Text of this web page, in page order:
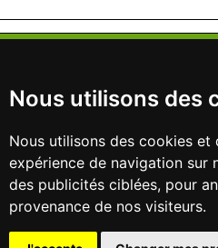
Nous utilisons des
Nous utilisons des cookies
expérience de navigation sur
des publicités ciblées, pour
provenance de nos visiteurs.
0.023 Queries: 6